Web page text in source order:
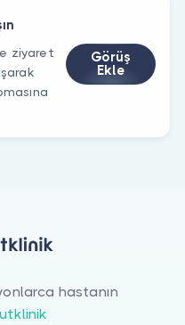
ziyaret
Görüş
Ekle
hastanın